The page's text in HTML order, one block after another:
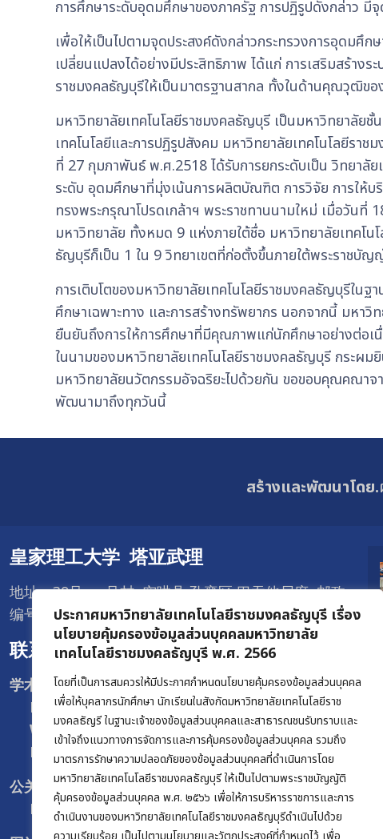
ประกาศมหาวิทยาลัยเทคโนโลยีราชมงคลธัญบุรี เรื่อง
นโยบายคุ้มครองข้อมูลส่วนบุคคลมหาวิทยาลัย
เทคโนโลยีราชมงคลธัญบุรี พ.ศ. 2566
โดยที่เป็นการสมควรให้มีประกาศกำหนดนโยบายคุ้มครองข้อมูลส่วนบุคคล
เพื่อให้บุคลากรนักศึกษา นักเรียนในสังกัดมหาวิทยาลัยเทคโนโลยีราช
มงคลธัญรี ในฐานะเจ้าของข้อมูลส่วนบุคคลและสาธารณชนรับทราบและ
เข้าใจถึงแนวทางการจัดการและการคุ้มครองข้อมูลส่วนบุคคล รวมถึง
มาตรการรักษาความปลอดภัยของข้อมูลส่วนบุคคลที่ดำเนินการโดย
มหาวิทยาลัยเทคโนโลยีราชมงคลธัญบุรี ให้เป็นไปตามพระราชบัญญัติ
คุ้มครองข้อมูลส่วนบุคคล พ.ศ. ๒๕๖๖ เพื่อให้การบริหารราชการและการ
ดำเนินงานของมหาวิทยาลัยเทคโนโลยีราชมงคลธัญบุรีดำเนินไปด้วย
การศึกษาระดับอุดมศึกษาของภาครัฐ การปฏิรูปดังกล่าว มี
เพื่อให้เป็นไปตามจุดประสงค์ดังกล่าวกระทรวงการอุดมศึ
เปลี่ยนแปลงได้อย่างมีประสิทธิภาพ ได้แก่ การเสริมสร้าง
ราชมงคลธัญบุรีให้เป็นมาตรฐานสากล ทั้งในด้านคุณวุฒิขอ
มหาวิทยาลัยเทคโนโลยีราชมงคลธัญบุรี เป็นมหาวิทยาลัย
เทคโนโลยีและการปฏิรูปสังคม มหาวิทยาลัยเทคโนโลยีร
ที่ 27 กุมภาพันธ์ พ.ศ.2518 ได้รับการยกระดับเป็น วิทยาลั
ระดับ อุดมศึกษาที่มุ่งเน้นการผลิตบัณฑิต การวิจัย การให้
ทรงพระกรุณาโปรดเกล้าฯ พระราชทานนามใหม่ เมื่อวันที่
มหาวิทยาลัย ทั้งหมด 9 แห่งภายใต้ชื่อ มหาวิทยาลัยเทคโ
ธัญบุรีก็เป็น 1 ใน 9 วิทยาเขตที่ก่อตั้งขึ้นภายใต้พระราชบั
การเติบโตของมหาวิทยาลัยเทคโนโลยีราชมงคลธัญบุรีใน
ศึกษาเฉพาะทาง และการสร้างทรัพยากร นอกจากนี้ มหาวิ
ยืนยันถึงการให้การศึกษาที่มีคุณภาพแก่นักศึกษาอย่างต่อเ
ในนามของมหาวิทยาลัยเทคโนโลยีราชมงคลธัญบุรี กระผ
มหาวิทยาลัยนวัตกรรมอัจฉริยะไปด้วยกัน ขอขอบคุณคณาจ
พัฒนามาถึงทุกวันนี้
สร้างและพัฒนาโดย.
皇家理工大学 塔亚武理
地址：39号 一号村 空哄县 孔銮区 巴吞他尼府 邮政
编号12120
联系我们
学术促进和注册办公室 :
Facebook :@oregrmutt
Website :www.oreg.rmutt.ac.th
E-mail :oreg@rmutt.ac.th
公关部 :
E-mail :rmutt_news@rmutt.ac.th